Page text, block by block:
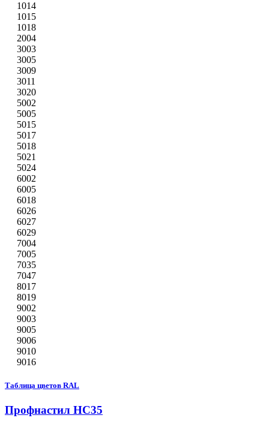
1014
1015
1018
2004
3003
3005
3009
3011
3020
5002
5005
5015
5017
5018
5021
5024
6002
6005
6018
6026
6027
6029
7004
7005
7035
7047
8017
8019
9002
9003
9005
9006
9010
9016
Таблица цветов RAL
Профнастил НС35